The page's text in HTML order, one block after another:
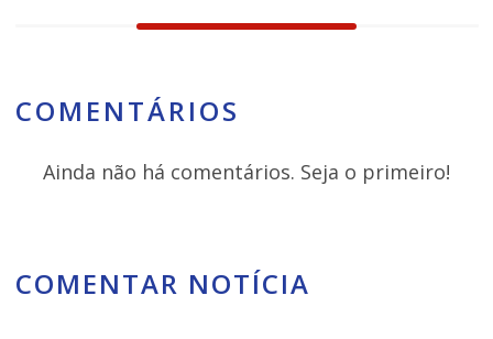
COMENTÁRIOS
Ainda não há comentários. Seja o primeiro!
COMENTAR NOTÍCIA